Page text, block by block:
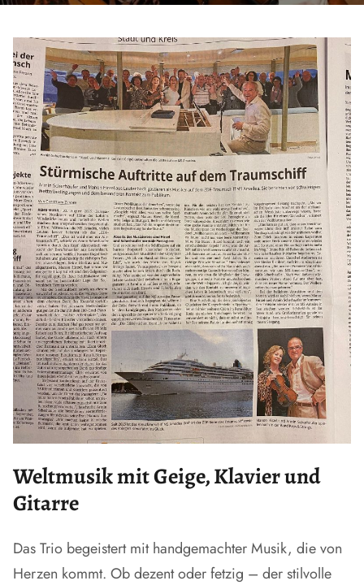
Weltmusik mit Geige, Klavier und
Gitarre
Das Trio begeistert mit handgemachter Musik, die von
Herzen kommt. Ob dezent oder fetzig – der stilvolle